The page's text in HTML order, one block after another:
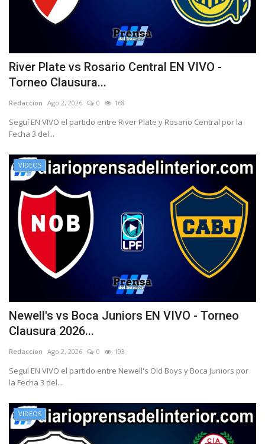
River Plate vs Rosario Central EN VIVO -
Torneo Clausura...
Redaccion Ago 2, 2026 0 168
Seguí EN VIVO el partido entre River Plate y Rosario Central por la
Fecha 3 del...
VIDEOS
Newell's vs Boca Juniors EN VIVO - Torneo
Clausura 2026...
Redaccion Ago 2, 2026 0 193
Seguí EN VIVO el partido entre Newell's Old Boys y Boca Juniors por
la Fecha 3 del...
VIDEOS